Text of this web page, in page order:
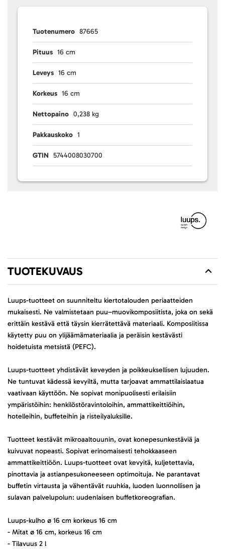
Tuotenumero 87665
Pituus 16 cm
Leveys 16 cm
Korkeus 16 cm
Nettopaino 0,238 kg
Pakkauskoko 1
GTIN 5744008030700
TUOTEKUVAUS
Luups-tuotteet on suunniteltu kiertotalouden periaatteiden
mukaisesti. Ne valmistetaan puu–muovikomposiitista, joka on sekä
erittäin kestävä että täysin kierrätettävä materiaali. Komposiitissa
käytetty puu on ylijäämämateriaalia ja peräisin kestävästi
hoidetuista metsistä (PEFC).
Luups-tuotteet yhdistävät keveyden ja poikkeuksellisen lujuuden.
Ne tuntuvat kädessä kevyiltä, mutta tarjoavat ammattilaislaatua
vaativaan käyttöön. Ne sopivat monipuolisesti erilaisiin
ympäristöihin: henkilöstöravintoloihin, ammattikeittiöihin,
hotelleihin, buffeteihin ja risteilyaluksille.
Tuotteet kestävät mikroaaltouunin, ovat konepesunkestäviä ja
kuivuvat nopeasti. Sopivat erinomaisesti tehokkaaseen
ammattikeittiöön. Luups-tuotteet ovat kevyitä, kuljetettavia,
pinottavia ja astianpesukoneeseen optimoituja. Ne parantavat
buffetin virtausta ja vähentävät ruuhkia, luoden luonnollisen ja
sulavan palvelupolun: uudenlaisen buffetkoreografian.
Luups-kulho ø 16 cm korkeus 16 cm
- Mitat ø 16 cm, korkeus 16 cm
- Tilavuus 2 l